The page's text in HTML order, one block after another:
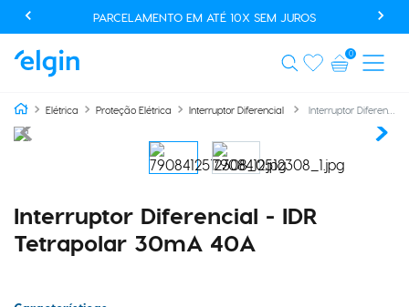
PARCELAMENTO EM ATÉ 10X SEM JUROS
0
Elétrica Proteção Elétrica Interruptor Diferencial
Interruptor Diferencial - IDR
Tetrapolar 30mA 40A